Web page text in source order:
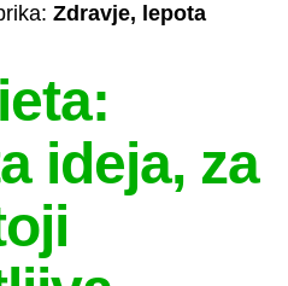
Zdravje, lepota
ideja, za